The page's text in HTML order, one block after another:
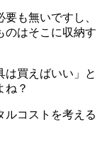
も無いですし、
のはそこに収納す
は買えばいい」と
ね？
ルコストを考える